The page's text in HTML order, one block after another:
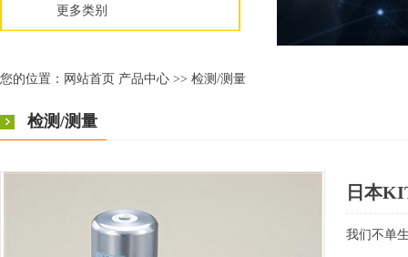
更多类别
您的位置： 网站首页 产品中心 >> 检测/测量
检测/测量
日本
我们不单